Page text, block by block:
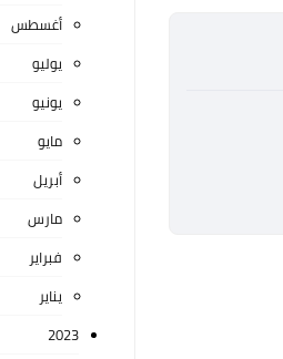
أغسطس
يوليو
يونيو
مايو
أبريل
مارس
فبراير
يناير
2023